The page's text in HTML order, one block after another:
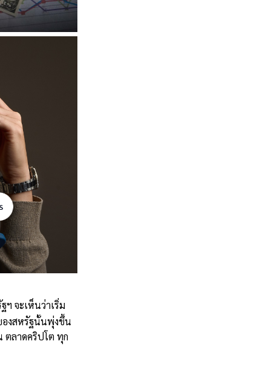
ฯ จะเห็นว่าเริ่ม
องสหรัฐนั้นพุ่งขึ้น
ตลาดคริปโต ทุก